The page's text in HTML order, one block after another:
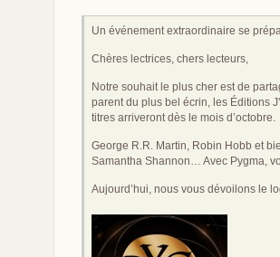
Un événement extraordinaire se
Chères lectrices, chers lecteurs,
Notre souhait le plus cher est de
parent du plus bel écrin, les Éditions
titres arriveront dès le mois d’octobre.
George R.R. Martin, Robin Hobb et
Samantha Shannon… Avec Pygma,
Aujourd’hui, nous vous dévoilons le